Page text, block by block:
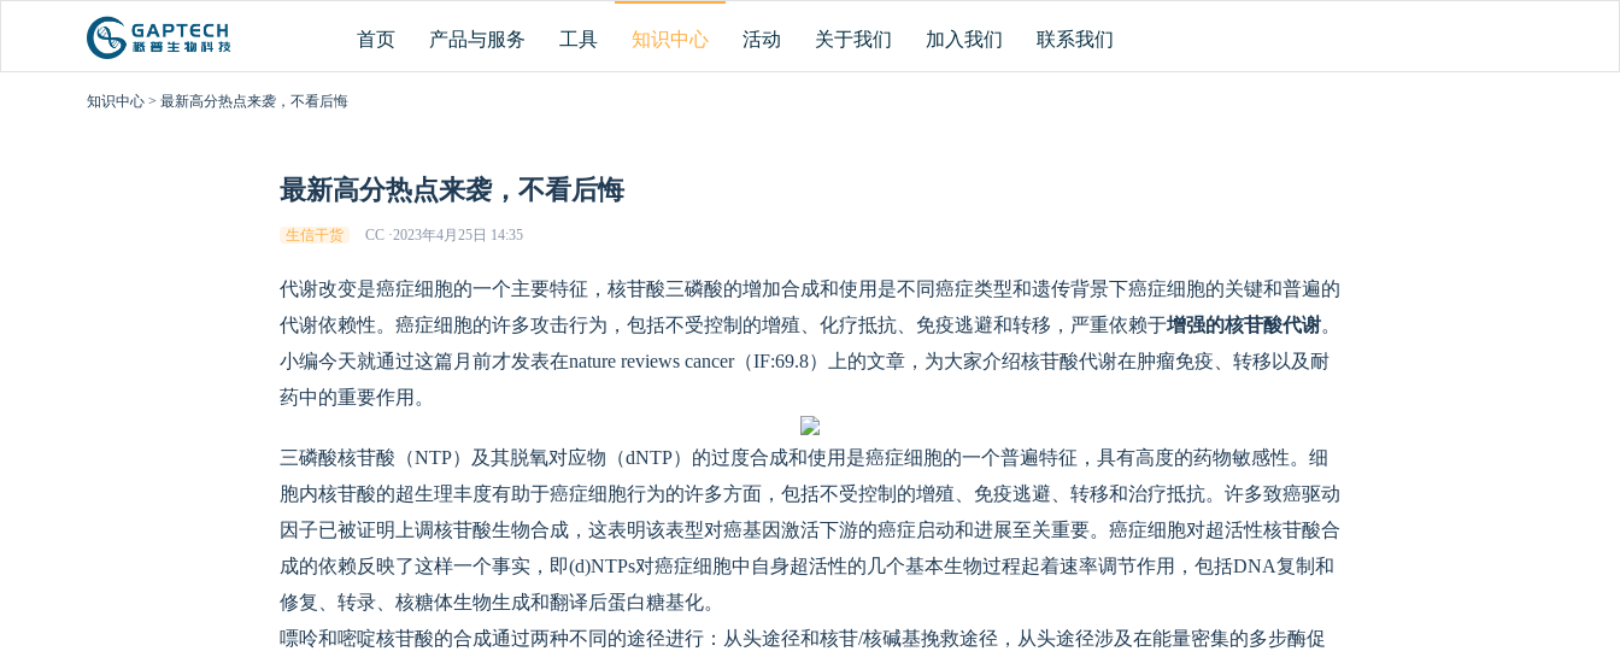
首页 产品与服务 工具 知识中心 活动 关于我们 加入我们 联系我们
知识中心 > 最新高分热点来袭，不看后悔
最新高分热点来袭，不看后悔
生信干货 CC ·2023年4月25日 14:35
代谢改变是癌症细胞的一个主要特征，核苷酸三磷酸的增加合成和使用是不同癌症类型和遗传背景下癌症细胞的关键和普遍的
代谢依赖性。癌症细胞的许多攻击行为，包括不受控制的增殖、化疗抵抗、免疫逃避和转移，严重依赖于增强的核苷酸代谢。
小编今天就通过这篇月前才发表在nature reviews cancer（IF:69.8）上的文章，为大家介绍核苷酸代谢在肿瘤免疫、转移以及耐
药中的重要作用。
三磷酸核苷酸（NTP）及其脱氧对应物（dNTP）的过度合成和使用是癌症细胞的一个普遍特征，具有高度的药物敏感性。细
胞内核苷酸的超生理丰度有助于癌症细胞行为的许多方面，包括不受控制的增殖、免疫逃避、转移和治疗抵抗。许多致癌驱动
因子已被证明上调核苷酸生物合成，这表明该表型对癌基因激活下游的癌症启动和进展至关重要。癌症细胞对超活性核苷酸合
成的依赖反映了这样一个事实，即(d)NTPs对癌症细胞中自身超活性的几个基本生物过程起着速率调节作用，包括DNA复制和
修复、转录、核糖体生物生成和翻译后蛋白糖基化。
嘌呤和嘧啶核苷酸的合成通过两种不同的途径进行：从头途径和核苷/核碱基挽救途径，从头途径涉及在能量密集的多步酶促